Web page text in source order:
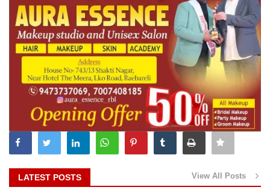
LATEST POSTS View All Posts